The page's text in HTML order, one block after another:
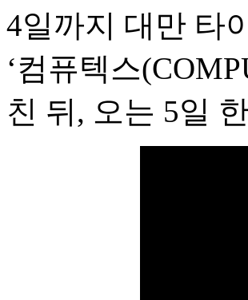
4일까지 대만 타
‘컴퓨텍스
친 뒤, 오는 5일